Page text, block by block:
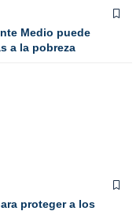
Medio puede
a la pobreza
proteger a los